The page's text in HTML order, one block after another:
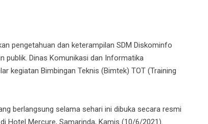
pengetahuan dan keterampilan SDM Diskominfo
publik. Dinas Komunikasi dan Informatika
kegiatan Bimbingan Teknis (Bimtek) TOT (Training
berlangsung selama sehari ini dibuka secara resmi
Hotel Mercure, Samarinda, Kamis (10/6/2021).